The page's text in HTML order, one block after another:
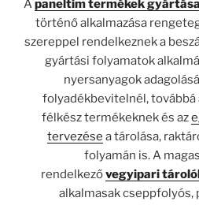
Apaneltim termékek gyártása
történő alkalmazása
szereppel rendelkeznek a
gyártási folyamatok
nyersanyagok
folyadékbevitelnél, továbbá
félkész termékeknek és az
tervezése a tárolása,
folyamán is. A
rendelkezővegyipari
alkalmasak cseppfolyós,